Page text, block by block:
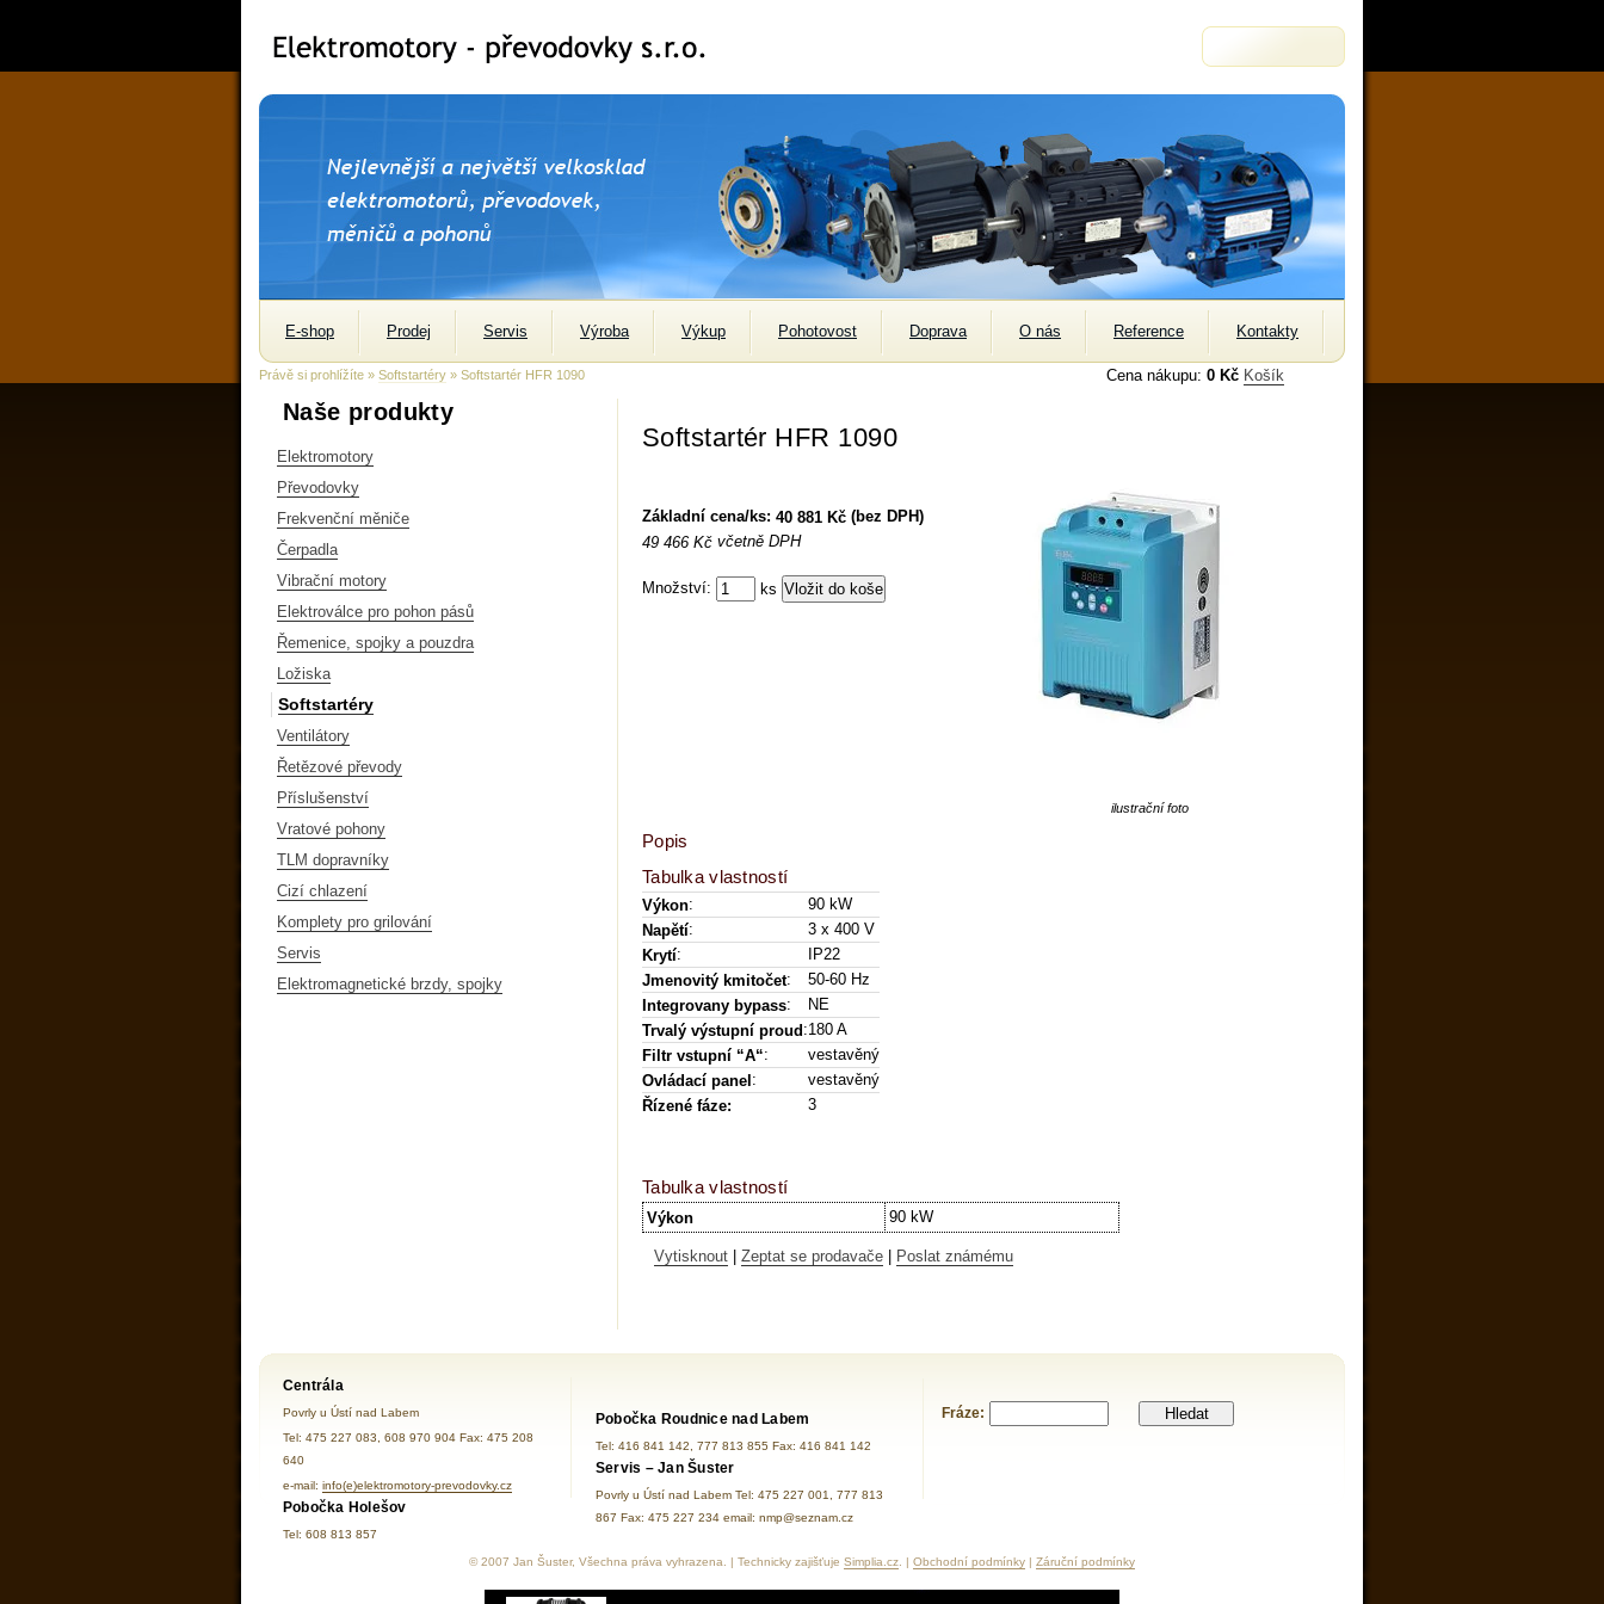
E-shop Prodej Servis Výroba Výkup Pohotovost Doprava O nás Reference Kontakty
Cena nákupu: 0 Kč Košík
Právě si prohlížíte » Softstartéry » Softstartér HFR 1090
Naše produkty
Elektromotory
Převodovky
Frekvenční měniče
Čerpadla
Vibrační motory
Elektroválce pro pohon pásů
Řemenice, spojky a pouzdra
Ložiska
Softstartéry
Ventilátory
Řetězové převody
Příslušenství
Vratové pohony
TLM dopravníky
Cizí chlazení
Komplety pro grilování
Servis
Elektromagnetické brzdy, spojky
Softstartér HFR 1090
Základní cena/ks: 40 881 Kč (bez DPH)
49 466 Kč včetně DPH
Množství: ks
ilustrační foto
Popis
Tabulka vlastností
Výkon:
90 kW
Napětí:
3 x 400 V
Krytí:
IP22
Jmenovitý kmitočet:
50-60 Hz
Integrovany bypass:
NE
Trvalý výstupní proud :180 A
Filtr vstupní “A“:
vestavěný
Ovládací panel :
vestavěný
Řízené fáze:
3
Tabulka vlastností
Výkon 90 kW
Vytisknout Zeptat se prodavače Poslat známému
Centrála
Povrly u Ústí nad Labem
Tel: 475 227 083, 608 970 904 Fax: 475 208
640
e-mail: info(e)elektromotory-prevodovky.cz
Pobočka Holešov
Tel: 608 813 857
Pobočka Roudnice nad Labem
Tel: 416 841 142, 777 813 855 Fax: 416 841 142
Servis – Jan Šuster
Povrly u Ústí nad Labem Tel: 475 227 001, 777 813
867 Fax: 475 227 234 email: nmp@seznam.cz
Fráze: Hledat
© 2007 Jan Šuster, Všechna práva vyhrazena. | Technicky zajišťuje Simplia.cz . | Obchodní podmínky | Záruční podmínky